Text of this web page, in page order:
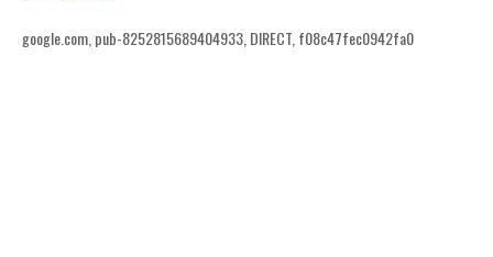
google.com, pub-8252815689404933, DIRECT, f08c47fec0942fa0